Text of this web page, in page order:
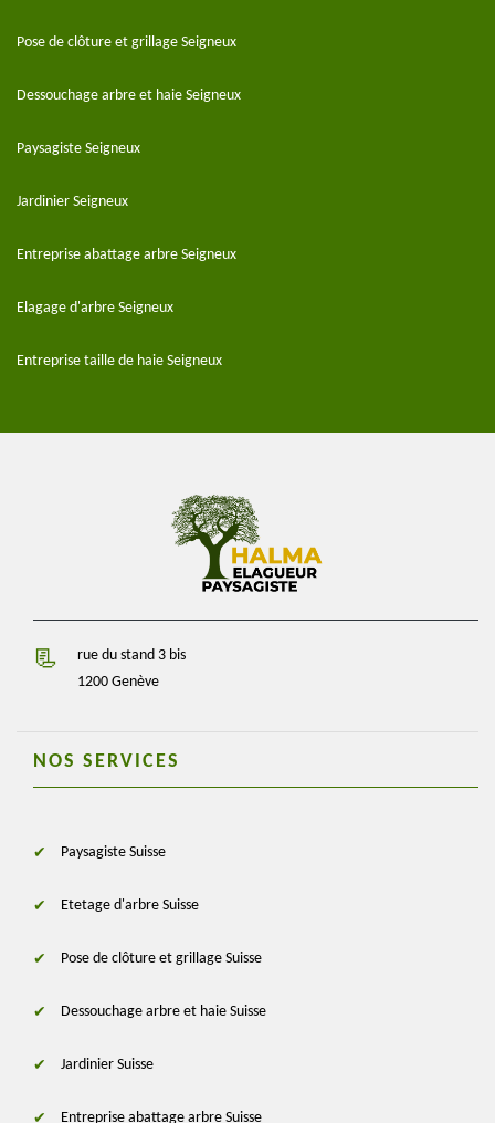
Pose de clôture et grillage Seigneux
Dessouchage arbre et haie Seigneux
Paysagiste Seigneux
Jardinier Seigneux
Entreprise abattage arbre Seigneux
Elagage d'arbre Seigneux
Entreprise taille de haie Seigneux
rue du stand 3 bis
1200 Genève
NOS SERVICES
Paysagiste Suisse
Etetage d'arbre Suisse
Pose de clôture et grillage Suisse
Dessouchage arbre et haie Suisse
Jardinier Suisse
Entreprise abattage arbre Suisse